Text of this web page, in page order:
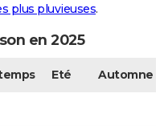
plus pluvieuses.
en 2025
Eté Automne